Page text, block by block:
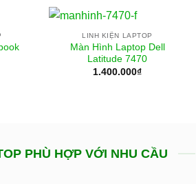
LINH KIỆN LAPTOP
Màn Hình Laptop Dell
Latitude 7470
1.400.000₫
PHÙ HỢP VỚI NHU CẦU